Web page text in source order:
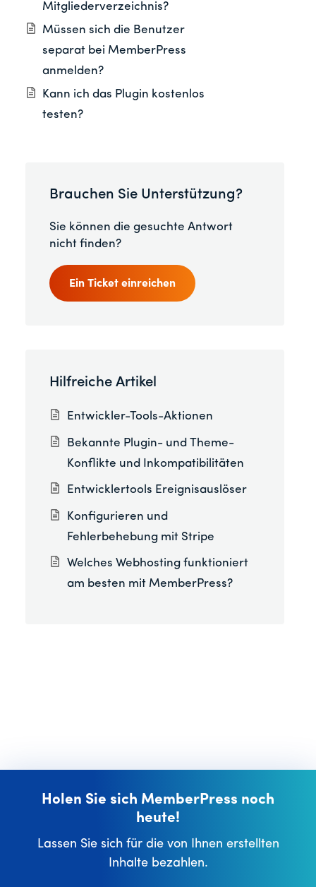
Mitgliederverzeichnis?
Müssen sich die Benutzer
separat bei MemberPress
anmelden?
Kann ich das Plugin kostenlos
testen?
Brauchen Sie Unterstützung?
Sie können die gesuchte Antwort
nicht finden?
Ein Ticket einreichen
Hilfreiche Artikel
Entwickler-Tools-Aktionen
Bekannte Plugin- und Theme-
Konflikte und Inkompatibilitäten
Entwicklertools Ereignisauslöser
Konfigurieren und
Fehlerbehebung mit Stripe
Welches Webhosting funktioniert
am besten mit MemberPress?
Holen Sie sich MemberPress noch
heute!
Lassen Sie sich für die von Ihnen erstellten
Inhalte bezahlen.